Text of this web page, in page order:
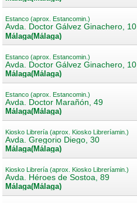
Estanco (aprox. Estancomin.)
Avda. Doctor Gálvez Ginachero, 10
Málaga(Málaga)
Estanco (aprox. Estancomin.)
Avda. Doctor Gálvez Ginachero, 10
Málaga(Málaga)
Estanco (aprox. Estancomin.)
Avda. Doctor Marañón, 49
Málaga(Málaga)
Kiosko Librería (aprox. Kiosko Libreríamin.)
Avda. Gregorio Diego, 30
Málaga(Málaga)
Kiosko Librería (aprox. Kiosko Libreríamin.)
Avda. Héroes de Sostoa, 89
Málaga(Málaga)